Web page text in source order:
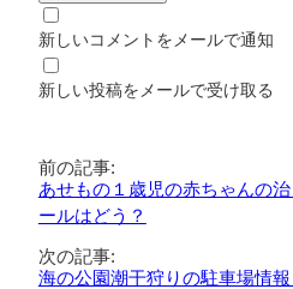
新しいコメントをメールで通知
新しい投稿をメールで受け取る
前の記事:
あせもの１歳児の赤ちゃんの
ールはどう？
次の記事:
海の公園潮干狩りの駐車場情